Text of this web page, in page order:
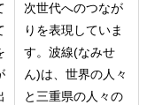
次世代へのつなが
りを表現していま
す。波線(なみせ
ん)は、世界の人々
と三重県の人々の